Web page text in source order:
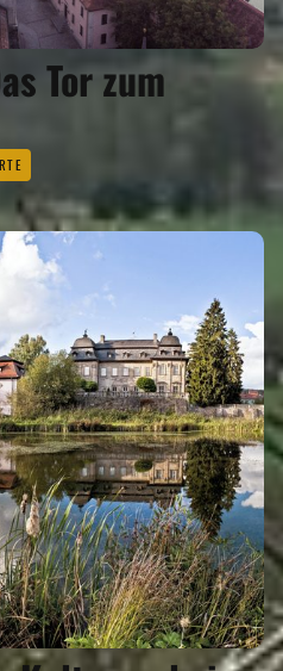
Tor zum